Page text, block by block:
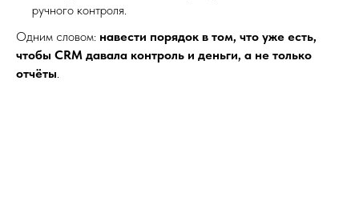
ручного контроля.
Одним словом: навести порядок в том, что уже есть,
чтобы CRM давала контроль и деньги, а не только
отчёты.